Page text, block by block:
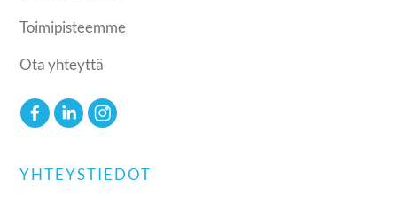
Toimipisteemme
Ota yhteyttä
YHTEYSTIEDOT